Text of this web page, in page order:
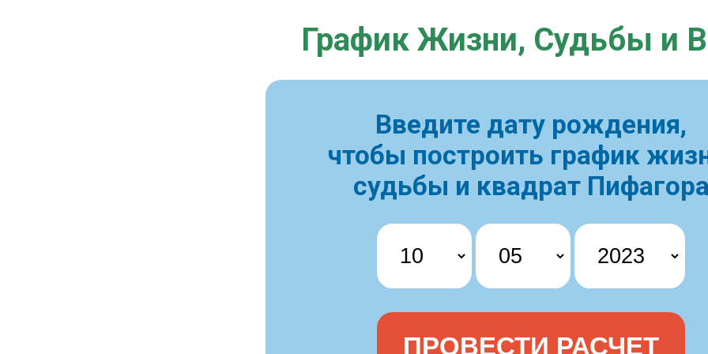
График Жизни, Судьбы и
Введите дату рождения,
чтобы построить график
судьбы и квадрат Пифагора
ПРОВЕСТИ РАСЧЕТ